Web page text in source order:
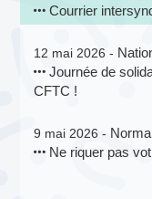
Courrier
12 mai 2026 -
Journée de
CFTC !
9 mai 2026 -
Ne riquer pas